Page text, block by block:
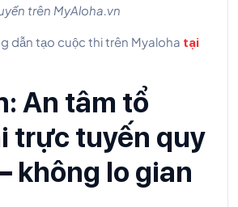
trên MyAloha.vn
dẫn tạo cuộc thi trên Myaloha tại
An tâm tổ
trực tuyến quy
không lo gian